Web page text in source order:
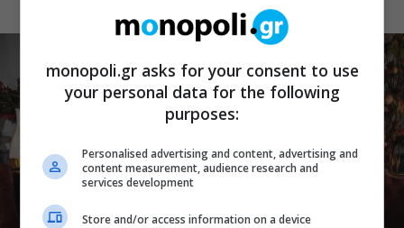
ΘΕΑΤΡΟ
monopoli.gr asks for your consent to use
your personal data for the following
purposes:
Personalised advertising and content, advertising and
content measurement, audience research and
services development
Store and/or access information on a device